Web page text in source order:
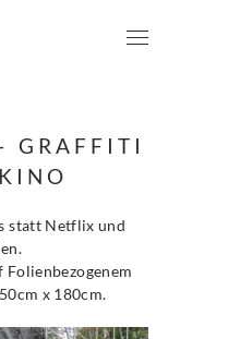
GRAFFITI
statt Netflix und
x 180cm.